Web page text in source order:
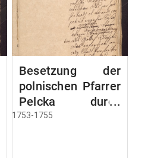
Besetzung der
polnischen Pfarrer
Pelcka durch
Roektor Rhode
1753-1755